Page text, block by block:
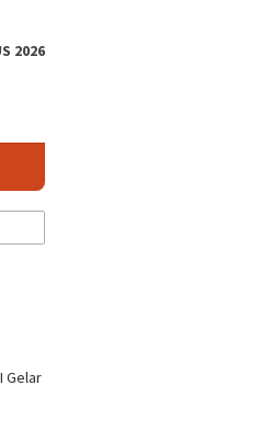
2026
Polianthes Juara
Terbuka 3
Gelar